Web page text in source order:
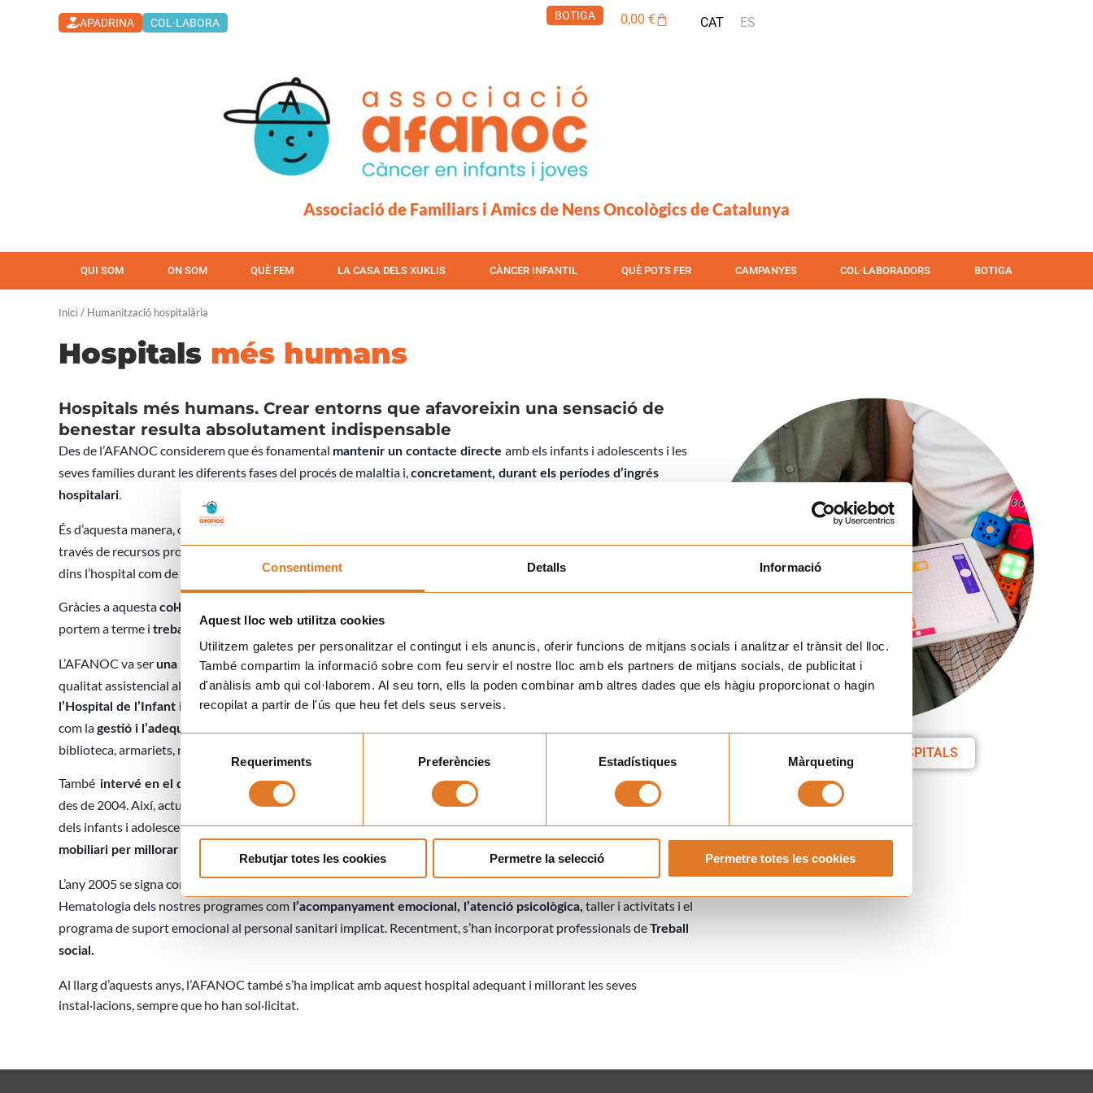
Consentiment Detalls Informació
Aquest lloc web utilitza cookies
Utilitzem galetes per personalitzar el contingut i els anuncis, oferir funcions de mitjans socials i analitzar el trànsit del lloc.
També compartim la informació sobre com feu servir el nostre lloc amb els partners de mitjans socials, de publicitat i
d'anàlisis amb qui col·laborem. Al seu torn, ells la poden combinar amb altres dades que els hàgiu proporcionat o hagin
recopilat a partir de l'ús que heu fet dels seus serveis.
consentiment
Requeriments Preferències Estadístiques Màrqueting
Rebutjar totes les cookies Permetre la selecció Permetre totes les cookies
APADRINA COL·LABORA
BOTIGA 0,00 €Cistella CAT ES
Associació de Familiars i Amics de Nens Oncològics de Catalunya
QUI SOM ON SOM QUÈ FEM LA CASA DELS XUKLIS CÀNCER INFANTIL QUÈ POTS FER CAMPANYES COL·LABORADORS BOTIGA
Inici / Humanització hospitalària
Hospitals més humans
Hospitals més humans. Crear entorns que afavoreixin una sensació de
benestar resulta absolutament indispensable
Des de l’AFANOC considerem que és fonamental mantenir un contacte directe amb els infants i adolescents i les
seves famílies durant les diferents fases del procés de malaltia i,concretament, durant els períodes d’ingrés
hospitalari.
És d’aquesta manera, com es coneixen les seves necessitats i demandes per
través de recursos propis com derivant a altres professionals amb els qui hi mantenim un
tant de
dins l’hospital com de fora.
Gràcies a aquestacol·laboració entre hospitals i entitat
portem a terme i treballar per la seva humanització .
L’AFANOC va seruna de les primeres entitats socialsque es va incorporar a un centre sanitari per millorar la
qualitat assistencial al treballar complementàriament amb el Servei d’Oncologia i Hematologia Pediàtriques de
l’Hospital de l’Infant i de la Dona de la Vall d’Hebron,on hi aporta el suport del
com lagestió i l’adequació de les sales
biblioteca, armariets, neveres i microones.
També intervé en el disseny
i l’adequació de la planta d’oncologia i hematologia pediàtriques d’aquest hospital,
des de 2004. Així, actualment la planta compta amb espais comuns destinats a les
activitats lúdiques i educatives
dels infants i adolescents, elsespais comuns per als cuidadorsi un despatx d’atenció. Tambés’adequa part del
mobiliari per millorar el benestar
L’any 2005 se signa conveni amb
per a la implementació a la Unitat d’Oncologia i
Hematologia dels nostres programes com l’acompanyament emocional, l’atenció psicològica, taller i activitats i el
programa de suport emocional al personal sanitari implicat. Recentment, s’han incorporat professionals deTreball
social.
Al llarg d’aquests anys, l’AFANOC també s’ha implicat amb aquest hospital adequant i millorant les seves
instal·lacions, sempre que ho han sol·licitat.
PRESÈNCIA ALS HOSPITALS